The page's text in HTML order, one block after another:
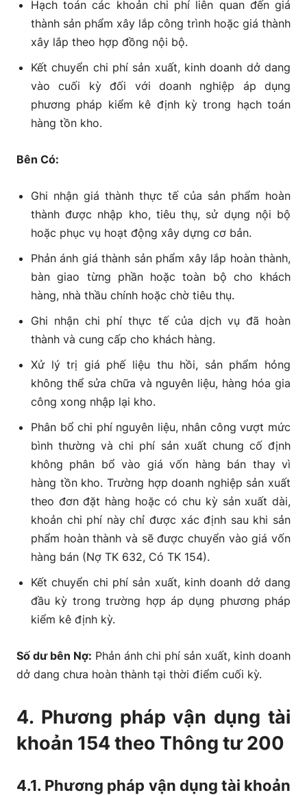
Hạch toán các khoản chi phí liên quan đến giá
thành sản phẩm xây lắp công trình hoặc giá thành
xây lắp theo hợp đồng nội bộ.
Kết chuyển chi phí sản xuất, kinh doanh dở dang
vào cuối kỳ đối với doanh nghiệp áp dụng
phương pháp kiểm kê định kỳ trong hạch toán
hàng tồn kho.
Bên Có:
Ghi nhận giá thành thực tế của sản phẩm hoàn
thành được nhập kho, tiêu thụ, sử dụng nội bộ
hoặc phục vụ hoạt động xây dựng cơ bản.
Phản ánh giá thành sản phẩm xây lắp hoàn thành,
bàn giao từng phần hoặc toàn bộ cho khách
hàng, nhà thầu chính hoặc chờ tiêu thụ.
Ghi nhận chi phí thực tế của dịch vụ đã hoàn
thành và cung cấp cho khách hàng.
Xử lý trị giá phế liệu thu hồi, sản phẩm hỏng
không thể sửa chữa và nguyên liệu, hàng hóa gia
công xong nhập lại kho.
Phân bổ chi phí nguyên liệu, nhân công vượt mức
bình thường và chi phí sản xuất chung cố định
không phân bổ vào giá vốn hàng bán thay vì
hàng tồn kho. Trường hợp doanh nghiệp sản xuất
theo đơn đặt hàng hoặc có chu kỳ sản xuất dài,
khoản chi phí này chỉ được xác định sau khi sản
phẩm hoàn thành và sẽ được chuyển vào giá vốn
hàng bán (Nợ TK 632, Có TK 154).
Kết chuyển chi phí sản xuất, kinh doanh dở dang
đầu kỳ trong trường hợp áp dụng phương pháp
kiểm kê định kỳ.
Số dư bên Nợ: Phản ánh chi phí sản xuất, kinh doanh
dở dang chưa hoàn thành tại thời điểm cuối kỳ.
4. Phương pháp vận dụng tài
khoản 154 theo Thông tư 200
4.1. Phương pháp vận dụng tài khoản